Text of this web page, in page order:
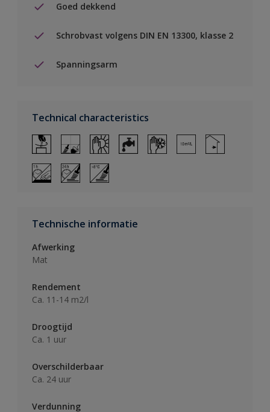
Goed dekkend
Schrobvast volgens DIN EN 13300, klasse 2
Spanningsarm
Technical characteristics
Technische informatie
Afwerking
Mat
Rendement
Ca. 11-14 m2/l
Droogtijd
Ca. 1 uur
Overschilderbaar
Ca. 24 uur
Verdunning